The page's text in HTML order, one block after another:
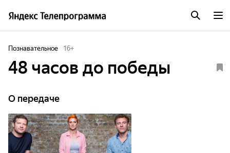
Познавательное 16+
48 часов до победы
О передаче